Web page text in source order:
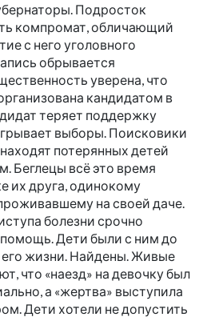
Подросток
компромат, обличающий
с него уголовного
обрывается
уверена, что
кандидатом в
теряет поддержку
выборы. Поисковики
потерянных детей
Беглецы всё это время
их друга, одинокому
на своей даче.
болезни срочно
Дети были с ним до
жизни. Найдены. Живые
что «наезд» на девочку был
а «жертва» выступила
Дети хотели не допустить